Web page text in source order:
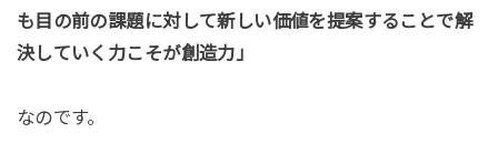
も目の前の課題に対して新しい価値を提案することで解
決していく力こそが創造力」
なのです。